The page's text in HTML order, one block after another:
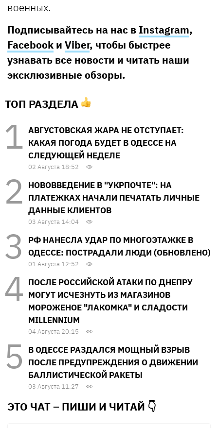
военных.
Подписывайтесь на нас в Instagram,
Facebook и Viber, чтобы быстрее
узнавать все новости и читать наши
эксклюзивные обзоры.
ТОП РАЗДЕЛА
АВГУСТОВСКАЯ ЖАРА НЕ ОТСТУПАЕТ:
КАКАЯ ПОГОДА БУДЕТ В ОДЕССЕ НА
СЛЕДУЮЩЕЙ НЕДЕЛЕ
02 Августа 18:52
НОВОВВЕДЕНИЕ В "УКРПОЧТЕ": НА
ПЛАТЕЖКАХ НАЧАЛИ ПЕЧАТАТЬ ЛИЧНЫЕ
ДАННЫЕ КЛИЕНТОВ
03 Августа 14:04
РФ НАНЕСЛА УДАР ПО МНОГОЭТАЖКЕ В
ОДЕССЕ: ПОСТРАДАЛИ ЛЮДИ (ОБНОВЛЕНО)
01 Августа 12:52
ПОСЛЕ РОССИЙСКОЙ АТАКИ ПО ДНЕПРУ
МОГУТ ИСЧЕЗНУТЬ ИЗ МАГАЗИНОВ
МОРОЖЕНОЕ "ЛАКОМКА" И СЛАДОСТИ
MILLENNIUM
04 Августа 20:15
В ОДЕССЕ РАЗДАЛСЯ МОЩНЫЙ ВЗРЫВ
ПОСЛЕ ПРЕДУПРЕЖДЕНИЯ О ДВИЖЕНИИ
БАЛЛИСТИЧЕСКОЙ РАКЕТЫ
03 Августа 11:27
ЭТО ЧАТ – ПИШИ И ЧИТАЙ 👇